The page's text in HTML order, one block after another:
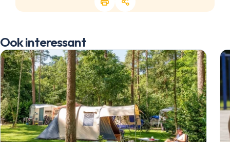
Stacaravans
Chalets
Occasions
Inkoop
Ook interessant